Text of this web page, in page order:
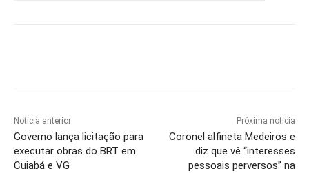
Notícia anterior
Governo lança licitação para
executar obras do BRT em
Cuiabá e VG
Próxima notícia
Coronel alfineta Medeiros e
diz que vê “interesses
pessoais perversos” na